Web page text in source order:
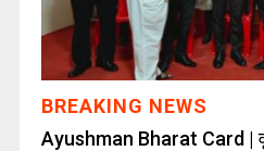
BREAKING NEWS
Ayushman Bharat Card |